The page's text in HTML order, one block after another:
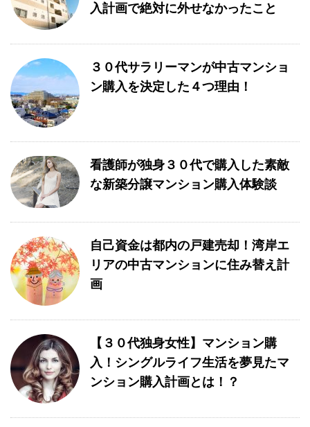
入計画で絶対に外せなかったこと
３０代サラリーマンが中古マンショ
ン購入を決定した４つ理由！
看護師が独身３０代で購入した素敵
な新築分譲マンション購入体験談
自己資金は都内の戸建売却！湾岸エ
リアの中古マンションに住み替え計
画
【３０代独身女性】マンション購
入！シングルライフ生活を夢見たマ
ンション購入計画とは！？